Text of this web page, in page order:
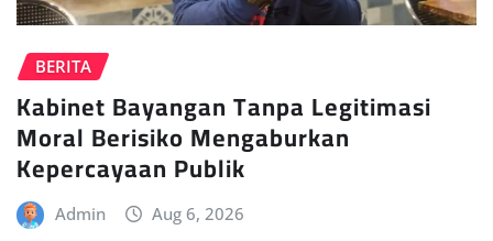
BERITA
Kabinet Bayangan Tanpa Legitimasi
Moral Berisiko Mengaburkan
Kepercayaan Publik
Admin Aug 6, 2026